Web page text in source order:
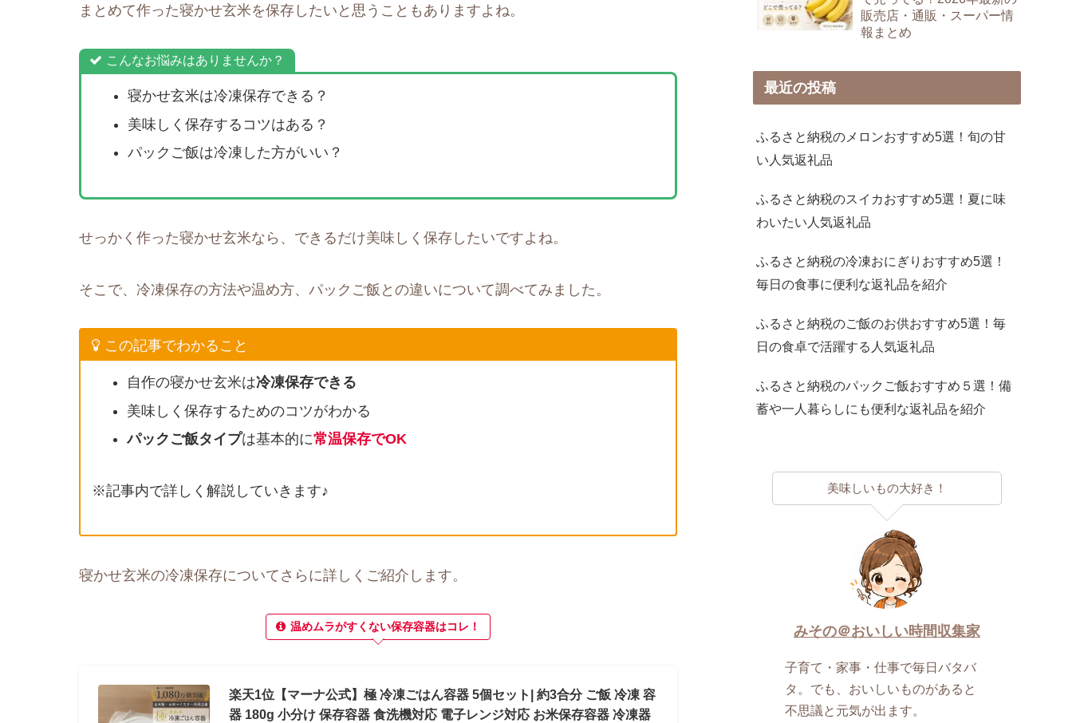
まとめて作った寝かせ玄米を保存したいと思うこともありますよね。
こんなお悩みはありませんか？
寝かせ玄米は冷凍保存できる？
美味しく保存するコツはある？
パックご飯は冷凍した方がいい？
せっかく作った寝かせ玄米なら、できるだけ美味しく保存したいですよね。
そこで、冷凍保存の方法や温め方、パックご飯との違いについて調べてみました。
この記事でわかること
自作の寝かせ玄米は冷凍保存できる
美味しく保存するためのコツがわかる
パックご飯タイプは基本的に常温保存でOK
※記事内で詳しく解説していきます♪
寝かせ玄米の冷凍保存についてさらに詳しくご紹介します。
温めムラがすくない保存容器はコレ！
楽天1位【マーナ公式】極 冷凍ごはん容器 5個セット| 約3合分 ご飯 冷凍 容
器 180g 小分け 保存容器 食洗機対応 電子レンジ対応 お米保存容器 冷凍器
販売店・通販・スーパー情
報まとめ
最近の投稿
ふるさと納税のメロンおすすめ5選！旬の甘
い人気返礼品
ふるさと納税のスイカおすすめ5選！夏に味
わいたい人気返礼品
ふるさと納税の冷凍おにぎりおすすめ5選！
毎日の食事に便利な返礼品を紹介
ふるさと納税のご飯のお供おすすめ5選！毎
日の食卓で活躍する人気返礼品
ふるさと納税のパックご飯おすすめ５選！備
蓄や一人暮らしにも便利な返礼品を紹介
美味しいもの大好き！
みその＠おいしい時間収集家
子育て・家事・仕事で毎日バタバ
タ。でも、おいしいものがあると
不思議と元気が出ます。